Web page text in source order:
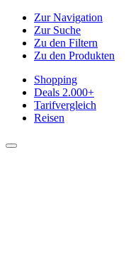
Zur Navigation
Zur Suche
Zu den Filtern
Zu den Produkten
Shopping
Deals 2.000+
Tarifvergleich
Reisen